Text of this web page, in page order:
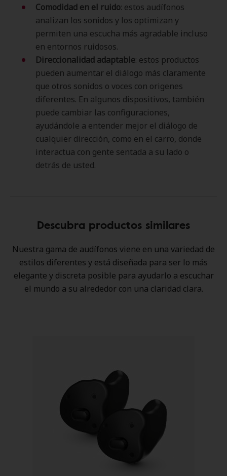
Comodidad en el ruido: estos audífonos
analizan los sonidos y los optimizan y
permiten una escucha más agradable incluso
en entornos ruidosos.
Direccionalidad adaptable: estos productos
pueden aumentar el diálogo más claramente
que otros sonidos o voces con origenes
diferentes. En algunos dispositivos, también
puede cambiar las configuraciones,
ayudándole a entender mejor el diálogo de
cualquier dirección, como en el carro, donde
interactua con gente sentada a su lado o
detrás de usted.
Descubra productos similares
Nuestra gama de audífonos viene en una variedad de
estilos diferentes y está diseñada para ser lo más
elegante y discreta posible para ayudarlo a escuchar
el mundo a su alrededor con una claridad clara.